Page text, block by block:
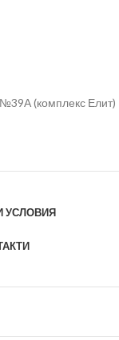
(комплекс Елит)
УСЛОВИЯ